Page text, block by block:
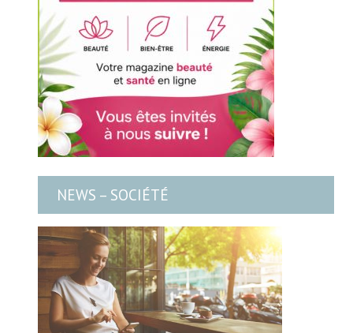
NEWS – SOCIÉTÉ